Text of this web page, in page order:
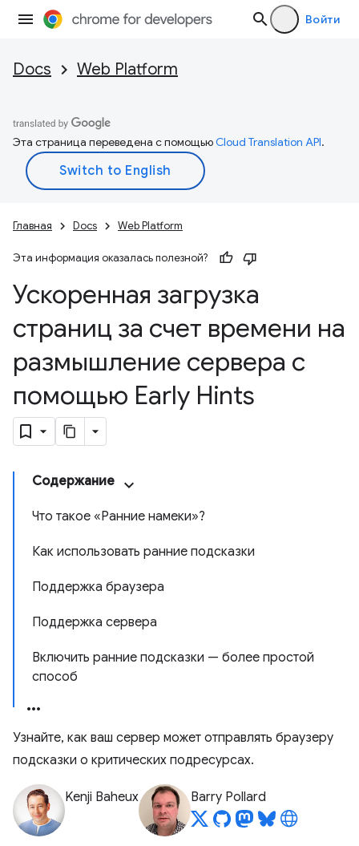
Войти
Docs Web Platform
Эта страница переведена с помощьюCloud Translation API.
Главная Docs Web Platform
Эта информация оказалась полезной?
Ускоренная загрузка
страниц за счет времени на
размышление сервера с
помощью Early Hints
Содержание
Что такое «Ранние намеки»?
Как использовать ранние подсказки
Поддержка браузера
Поддержка сервера
Включить ранние подсказки — более простой
способ
Узнайте, как ваш сервер может отправлять браузеру
подсказки о критических подресурсах.
Kenji Baheux Barry Pollard